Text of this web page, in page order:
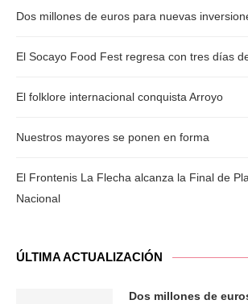
Dos millones de euros para nuevas
El Socayo Food Fest regresa con tres días
El folklore internacional conquista Arroyo
Nuestros mayores se ponen en forma
El Frontenis La Flecha alcanza la Final de
Nacional
ÚLTIMA ACTUALIZACIÓN
Dos millones de